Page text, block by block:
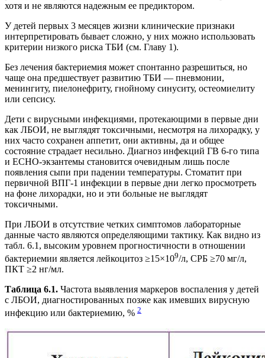
хотя и не являются надежным ее предиктором.
У детей первых 3 месяцев жизни клинические признаки
интерпретировать бывает сложно, у них можно использовать
критерии низкого риска ТБИ (см. Главу 1).
Без лечения бактериемия может спонтанно разрешиться, но
чаще она предшествует развитию ТБИ — пневмонии,
менингиту, пиелонефриту, гнойному синуситу, остеомиелиту
или сепсису.
Дети с вирусными инфекциями, протекающими в первые дни
как ЛБОИ, не выглядят токсичными, несмотря на лихорадку, у
них часто сохранен аппетит, они активны, да и общее
состояние страдает несильно. Диагноз инфекций ГВ 6-го типа
и ЕСНО-экзантемы становится очевидным лишь после
появления сыпи при падении температуры. Стоматит при
первичной ВПГ-1 инфекции в первые дни легко просмотреть
на фоне лихорадки, но и эти больные не выглядят
токсичными.
При ЛБОИ в отсутствие четких симптомов лабораторные
данные часто являются определяющими тактику. Как видно из
табл. 6.1, высоким уровнем прогностичности в отношении
бактериемии является лейкоцитоз ≥15×109/л, СРБ ≥70 мг/л,
ПКТ ≥2 нг/мл.
Таблица 6.1. Частота выявления маркеров воспаления у детей
с ЛБОИ, диагностированных позже как имевших вирусную
инфекцию или бактериемию, % 2